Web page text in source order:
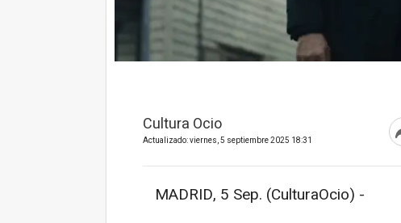
Cultura Ocio
Actualizado: viernes, 5 septiembre 2025 18:31
MADRID, 5 Sep. (CulturaOcio) -